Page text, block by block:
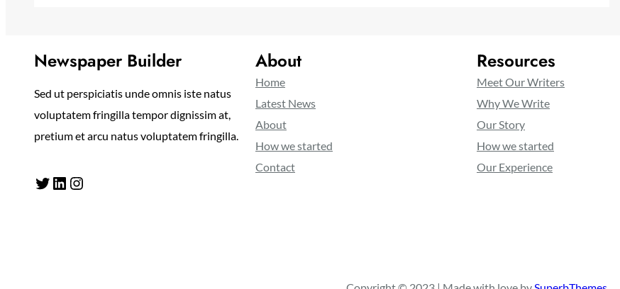
Newspaper Builder
Sed ut perspiciatis unde omnis iste natus
voluptatem fringilla tempor dignissim at,
pretium et arcu natus voluptatem fringilla.
Twitter LinkedIn Instagram
About
Home
Latest News
About
How we started
Contact
Resources
Meet Our Writers
Why We Write
Our Story
How we started
Our Experience